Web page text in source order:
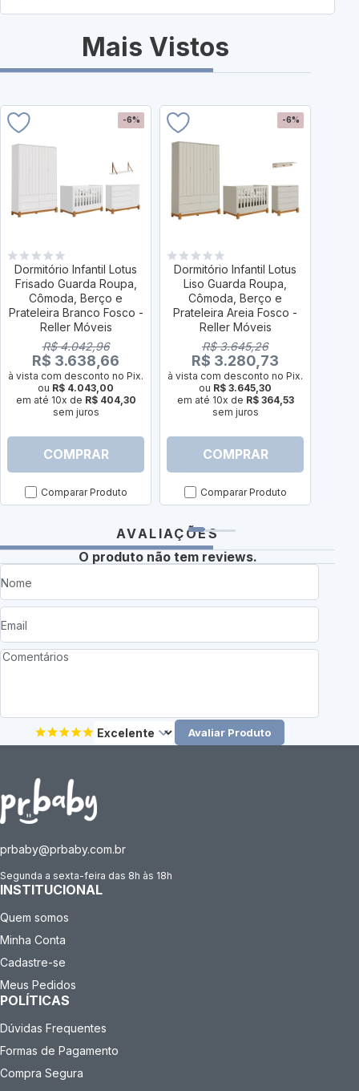
Mais Vistos
-6%
Dormitório Infantil Lotus
Frisado Guarda Roupa,
Cômoda, Berço e
Prateleira Branco Fosco -
Reller Móveis
R$ 4.042,96
R$ 3.638,66
à vista com desconto no Pix.
ou R$ 4.043,00
em até 10x de R$ 404,30
sem juros
COMPRAR
Comparar Produto
-6%
Dormitório Infantil Lotus
Liso Guarda Roupa,
Cômoda, Berço e
Prateleira Areia Fosco -
Reller Móveis
R$ 3.645,26
R$ 3.280,73
à vista com desconto no Pix.
ou R$ 3.645,30
em até 10x de R$ 364,53
sem juros
COMPRAR
Comparar Produto
AVALIAÇÕES
O produto não tem reviews.
Avaliar Produto
prbaby@prbaby.com.br
Segunda a sexta-feira das 8h às 18h
INSTITUCIONAL
Quem somos
Minha Conta
Cadastre-se
Meus Pedidos
POLÍTICAS
Dúvidas Frequentes
Formas de Pagamento
Compra Segura